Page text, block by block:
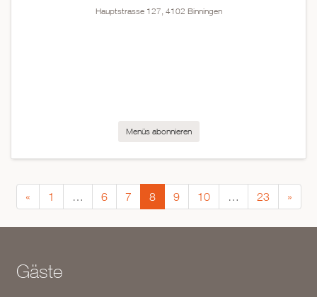
Hauptstrasse 127, 4102 Binningen
Menüs abonnieren
« 1 … 6 7 8 9 10 … 23 »
Gäste